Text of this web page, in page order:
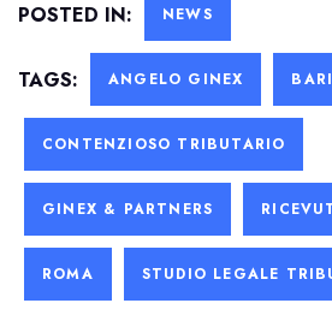
POSTED IN: NEWS
TAGS: ANGELO GINEX BARI
CONTENZIOSO TRIBUTARIO
GINEX & PARTNERS
ROMA STUDIO LEGALE